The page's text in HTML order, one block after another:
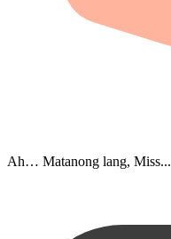
Ah… Matanong lang, Miss...